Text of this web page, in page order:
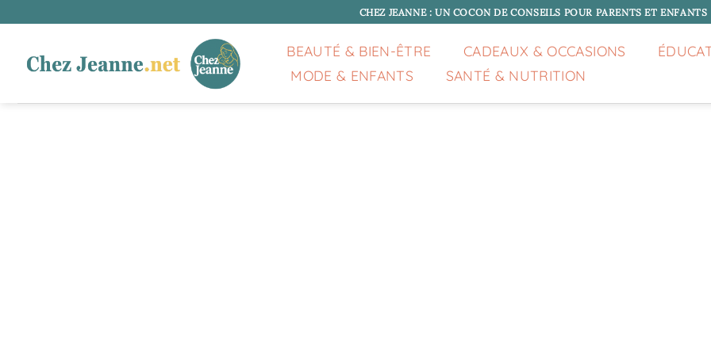
au
CHEZ JEANNE : UN COCON DE CONSEILS POUR PARENTS ET ENFANTS
BEAUTÉ & BIEN-ÊTRE CADEAUX & OCCASIONS
MODE & ENFANTS
SANTÉ & NUTRITION